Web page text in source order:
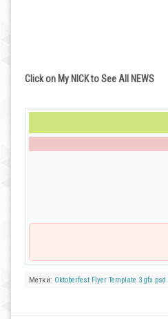
Click on My NICK to See All NEWS
Метки: Oktoberfest Flyer Template 3 gfx psd